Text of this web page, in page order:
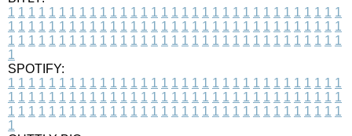
1 1 1 1 1 1 1 1 1 1 1 1 1 1 1 1 1 1 1 1 1 1 1 1 1 1 1 1 1 1 1 1 1
1 1 1 1 1 1 1 1 1 1 1 1 1 1 1 1 1 1 1 1 1 1 1 1 1 1 1 1 1 1 1 1 1
1 1 1 1 1 1 1 1 1 1 1 1 1 1 1 1 1 1 1 1 1 1 1 1 1 1 1 1 1 1 1 1 1
1
SPOTIFY:
1 1 1 1 1 1 1 1 1 1 1 1 1 1 1 1 1 1 1 1 1 1 1 1 1 1 1 1 1 1 1 1 1
1 1 1 1 1 1 1 1 1 1 1 1 1 1 1 1 1 1 1 1 1 1 1 1 1 1 1 1 1 1 1 1 1
1 1 1 1 1 1 1 1 1 1 1 1 1 1 1 1 1 1 1 1 1 1 1 1 1 1 1 1 1 1 1 1 1
1